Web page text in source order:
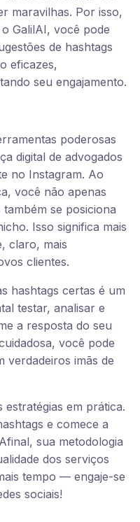
maravilhas. Por isso,
GalilAI, você pode
de hashtags
eficazes,
seu engajamento.
poderosas
digital de advogados
no Instagram. Ao
você não apenas
se posiciona
Isso significa mais
claro, mais
clientes.
hashtags certas é um
testar, analisar e
a resposta do seu
você pode
verdadeiros imãs de
em prática.
e comece a
sua metodologia
dos serviços
tempo — engaje-se
sociais!